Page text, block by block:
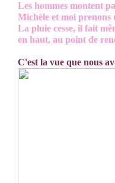
Les hommes montent
Michèle et moi prenons
La pluie cesse, il fait
en haut, au point de
C'est la vue que nous